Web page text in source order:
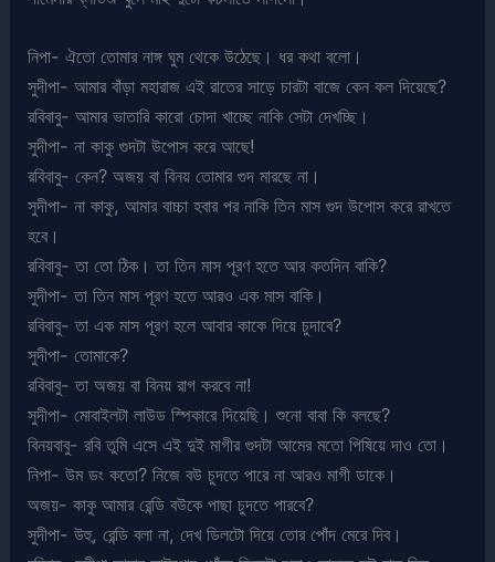
নিপা- ঐতো তোমার নাঙ্গ ঘুম থেকে উঠেছে। ধর কথা বলো।
সুদীপা- আমার বাঁড়া মহারাজ এই রাতের সাড়ে চারটা বাজে কেন কল দিয়েছে?
রবিবাবু- আমার ভাতারি কারো চোদা খাচ্ছে নাকি সেটা দেখচ্ছি।
সুদীপা- না কাকু গুদটা উপোস করে আছে!
রবিবাবু- কেন? অজয় বা বিনয় তোমার গুদ মারছে না।
সুদীপা- না কাকু, আমার বাচ্চা হবার পর নাকি তিন মাস গুদ উপোস করে রাখতে
হবে।
রবিবাবু- তা তো ঠিক। তা তিন মাস পূরণ হতে আর কতদিন বাকি?
সুদীপা- তা তিন মাস পূরণ হতে আরও এক মাস বাকি।
রবিবাবু- তা এক মাস পূরণ হলে আবার কাকে দিয়ে চুদাবে?
সুদীপা- তোমাকে?
রবিবাবু- তা অজয় বা বিনয় রাগ করবে না!
সুদীপা- মোবাইলটা লাউড স্পিকারে দিয়েছি। শুনো বাবা কি বলছে?
বিনয়বাবু- রবি তুমি এসে এই দুই মাগীর গুদটা আমের মতো পিষিয়ে দাও তো।
নিপা- উম ডং কতো? নিজে বউ চুদতে পারে না আরও মাগী ডাকে।
অজয়- কাকু আমার রেন্ডি বউকে পাছা চুদতে পারবে?
সুদীপা- উহু, রেন্ডি বলা না, দেখ ডিলটো দিয়ে তোর পোঁদ মেরে দিব।